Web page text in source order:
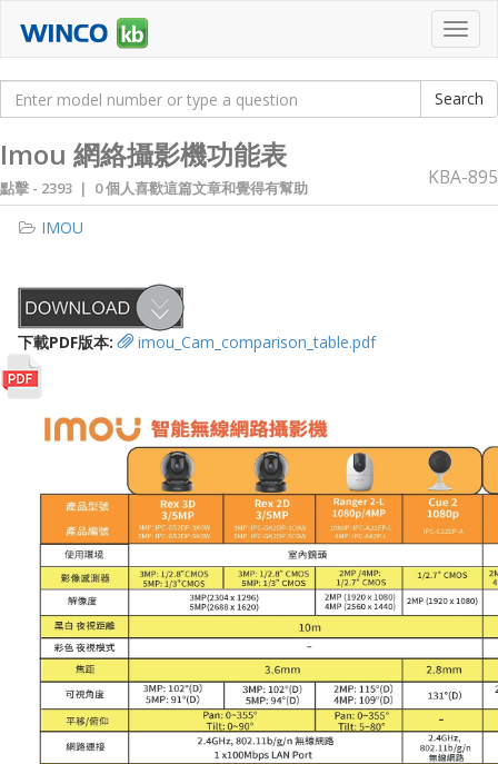
Imou 網絡攝影機功能表
點擊 - 2393 | 0 個人喜歡這篇文章和覺得有幫助 KBA-895
IMOU
下載PDF版本: imou_Cam_comparison_table.pdf